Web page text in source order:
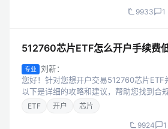
9933 1
512760芯片ETF怎么开户手续费
专业
刘新：
您好！针对您想开户交易512760芯片ETF
以下是详细的攻略和建议，帮助您找到合
同时获取实用的交易学习资料。 一、
ETF 开户 芯片
9924